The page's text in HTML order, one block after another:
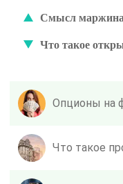
Смысл
Что такое
Опционы на
Что такое